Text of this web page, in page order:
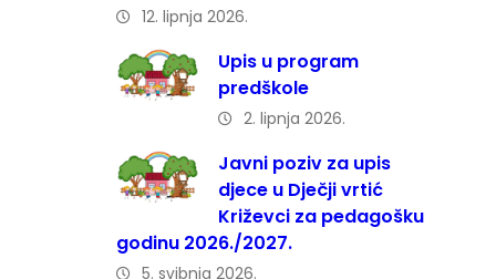
12. lipnja 2026.
Upis u program
predškole
2. lipnja 2026.
Javni poziv za upis
djece u Dječji vrtić
Križevci za pedagošku
godinu 2026./2027.
5. svibnja 2026.